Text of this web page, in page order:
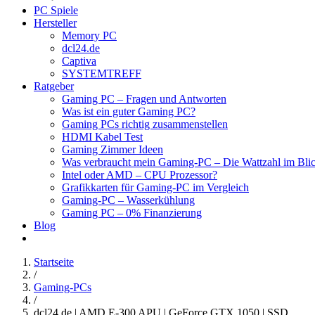
PC Spiele
Hersteller
Memory PC
dcl24.de
Captiva
SYSTEMTREFF
Ratgeber
Gaming PC – Fragen und Antworten
Was ist ein guter Gaming PC?
Gaming PCs richtig zusammenstellen
HDMI Kabel Test
Gaming Zimmer Ideen
Was verbraucht mein Gaming-PC – Die Wattzahl im
Intel oder AMD – CPU Prozessor?
Grafikkarten für Gaming-PC im Vergleich
Gaming-PC – Wasserkühlung
Gaming PC – 0% Finanzierung
Blog
Startseite
/
Gaming-PCs
/
dcl24.de | AMD E-300 APU | GeForce GTX 1050 | SSD